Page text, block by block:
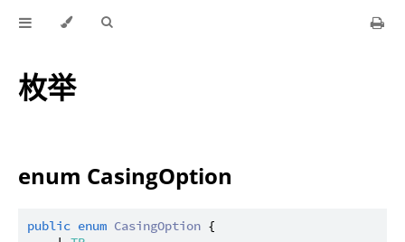
枚举
enum CasingOption
public enum CasingOption {